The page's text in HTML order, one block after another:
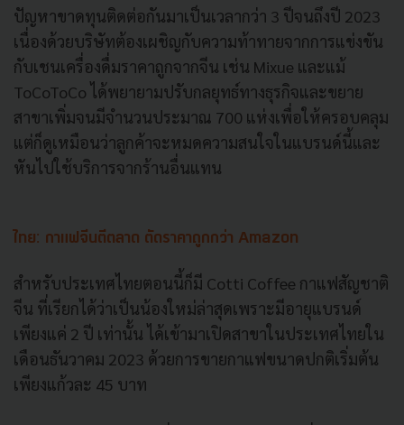
ปัญหาขาดทุนติดต่อกันมาเป็นเวลากว่า 3 ปีจนถึงปี 2023
เนื่องด้วยบริษัทต้องเผชิญกับความท้าทายจากการแข่งขัน
กับเชนเครื่องดื่มราคาถูกจากจีน เช่น Mixue และแม้
ToCoToCo ได้พยายามปรับกลยุทธ์ทางธุรกิจและขยาย
สาขาเพิ่มจนมีจำนวนประมาณ 700 แห่งเพื่อให้ครอบคลุม
แต่ก็ดูเหมือนว่าลูกค้าจะหมดความสนใจในแบรนด์นี้และ
หันไปใช้บริการจากร้านอื่นแทน
ไทย: กาแฟจีนตีตลาด ตัดราคาถูกกว่า Amazon
สำหรับประเทศไทยตอนนี้ก็มี Cotti Coffee กาแฟสัญชาติ
จีน ที่เรียกได้ว่าเป็นน้องใหม่ล่าสุดเพราะมีอายุแบรนด์
เพียงแค่ 2 ปี เท่านั้น ได้เข้ามาเปิดสาขาในประเทศไทยใน
เดือนธันวาคม 2023 ด้วยการขายกาแฟขนาดปกติเริ่มต้น
เพียงแก้วละ 45 บาท